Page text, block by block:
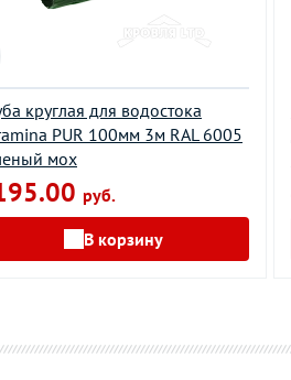
круглая для водостока
PUR 100мм 3м RAL 6005
мох
руб.
В корзину